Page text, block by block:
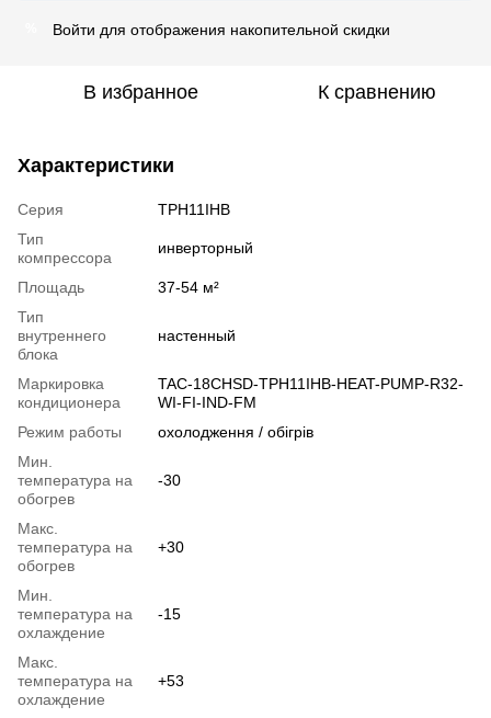
Войти для отображения накопительной скидки
В избранное К сравнению
Характеристики
Серия
TPH11IHB
Тип
компрессора
инверторный
Площадь
37-54 м²
Тип
внутреннего
блока
настенный
Маркировка
кондиционера
TAC-18CHSD-TPH11IHB-HEAT-PUMP-R32-
WI-FI-IND-FM
Режим работы
охолодження / обігрів
Мин.
температура на
обогрев
-30
Макс.
температура на
обогрев
+30
Мин.
температура на
охлаждение
-15
Макс.
температура на
охлаждение
+53